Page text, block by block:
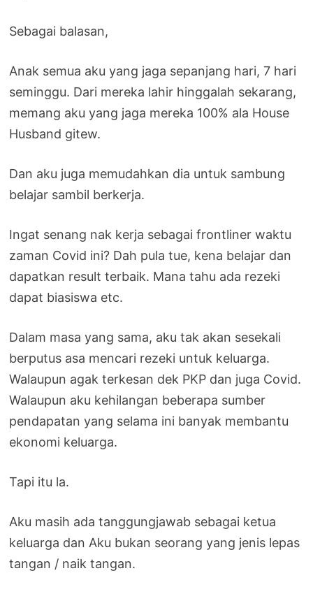
Sebagai balasan,
Anak semua aku yang jaga sepanjang hari, 7 hari
seminggu. Dari mereka lahir hinggalah sekarang,
memang aku yang jaga mereka 100% ala House
Husband gitew.
Dan aku juga memudahkan dia untuk sambung
belajar sambil berkerja.
Ingat senang nak kerja sebagai frontliner waktu
zaman Covid ini? Dah pula tue, kena belajar dan
dapatkan result terbaik. Mana tahu ada rezeki
dapat biasiswa etc.
Dalam masa yang sama, aku tak akan sesekali
berputus asa mencari rezeki untuk keluarga.
Walaupun agak terkesan dek PKP dan juga Covid.
Walaupun aku kehilangan beberapa sumber
pendapatan yang selama ini banyak membantu
ekonomi keluarga.
Tapi itu la.
Aku masih ada tanggungjawab sebagai ketua
keluarga dan Aku bukan seorang yang jenis lepas
tangan / naik tangan.